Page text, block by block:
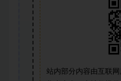
站内部分内容由互联